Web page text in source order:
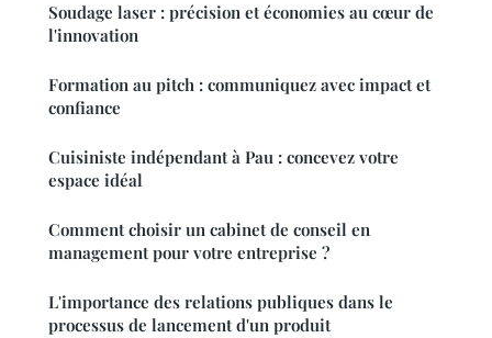
Soudage laser : précision et économies au cœur de
l'innovation
Formation au pitch : communiquez avec impact et
confiance
Cuisiniste indépendant à Pau : concevez votre
espace idéal
Comment choisir un cabinet de conseil en
management pour votre entreprise ?
L'importance des relations publiques dans le
processus de lancement d'un produit